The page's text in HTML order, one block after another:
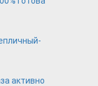
активно